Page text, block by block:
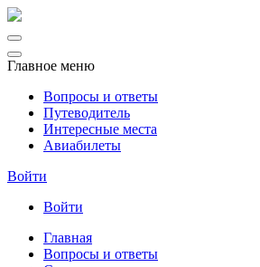
Главное меню
Вопросы и ответы
Путеводитель
Интересные места
Авиабилеты
Войти
Войти
Главная
Вопросы и ответы